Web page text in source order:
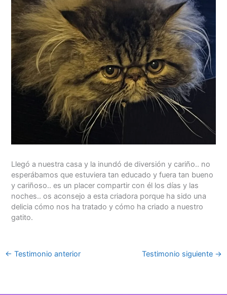
Llegó a nuestra casa y la inundó de diversión y cariño.. no
esperábamos que estuviera tan educado y fuera tan bueno
y cariñoso.. es un placer compartir con él los días y las
noches.. os aconsejo a esta criadora porque ha sido una
delicia cómo nos ha tratado y cómo ha criado a nuestro
gatito.
← Testimonio anterior Testimonio siguiente →